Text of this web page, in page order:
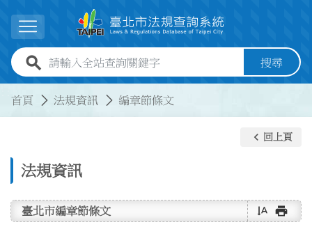
展開選單
全站查詢關鍵字欄位 搜尋
首頁 法規資訊 編章節條文
法規資訊
keyboard_arrow_left 回上頁
臺北市編章節條文 text_rotate_vertical print